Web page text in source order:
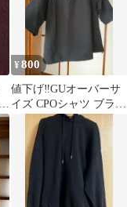
¥800
値下げ‼️GUオーバーサ
イズ CPOシャツ ブラッ
クダブルポケット